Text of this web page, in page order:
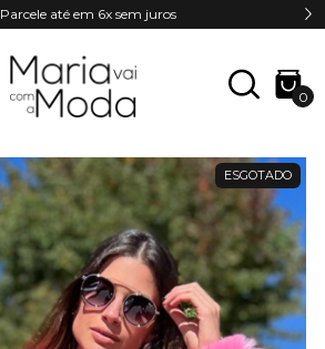
Parcele até em 6x sem juros
0
ESGOTADO